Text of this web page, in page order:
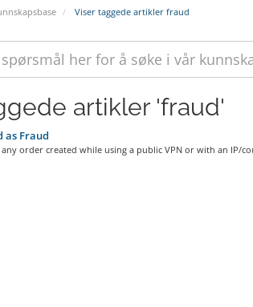
Viser taggede artikler fraud
artikler 'fraud'
as Fraud
order created while using a public VPN or with an IP/